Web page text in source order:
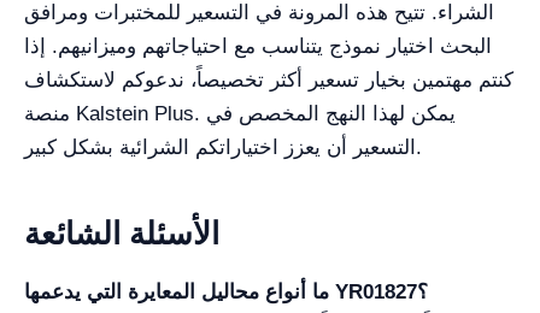
الشراء. تتيح هذه المرونة في التسعير للمختبرات ومرافق
البحث اختيار نموذج يتناسب مع احتياجاتهم وميزانيهم. إذا
كنتم مهتمين بخيار تسعير أكثر تخصيصاً، ندعوكم لاستكشاف
منصة Kalstein Plus. يمكن لهذا النهج المخصص في
التسعير أن يعزز اختياراتكم الشرائية بشكل كبير.
الأسئلة الشائعة
ما أنواع محاليل المعايرة التي يدعمها YR01827؟